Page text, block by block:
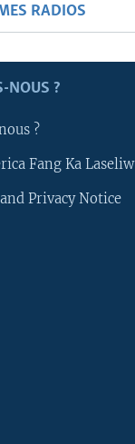
RADIOS
NOUS ?
?
Fang Ka Laseliw
Privacy Notice